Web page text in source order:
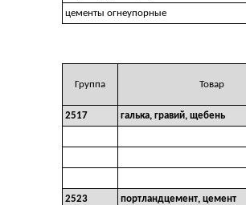
цементы огнеупорные
Группа Товар
2517
галька, гравий, щебень
2523
портландцемент, цемент